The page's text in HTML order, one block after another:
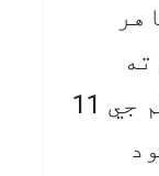
اڍائي سال ۾ وزيراعظم جي 11